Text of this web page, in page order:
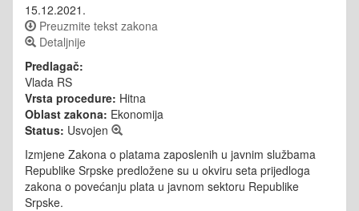
15.12.2021.
Preuzmite tekst zakona
Detaljnije
Predlagač:
Vlada RS
Vrsta procedure: Hitna
Oblast zakona: Ekonomija
Status: Usvojen
Izmjene Zakona o platama zaposlenih u javnim službama
Republike Srpske predložene su u okviru seta prijedloga
zakona o povećanju plata u javnom sektoru Republike
Srpske.